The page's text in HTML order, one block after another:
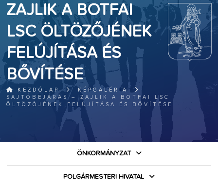
ZAJLIK A BOTFAI
LSC ÖLTÖZŐJÉNEK
FELÚJÍTÁSA ÉS
BŐVÍTÉSE
KEZDŐLAP
KÉPGALÉRIA
SAJTÓBEJÁRÁS – ZAJLIK A BOTFAI LSC
ÖLTÖZŐJÉNEK FELÚJÍTÁSA ÉS BŐVÍTÉSE
ÖNKORMÁNYZAT
POLGÁRMESTERI HIVATAL